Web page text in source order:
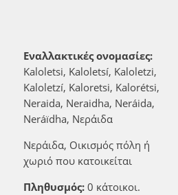
Εναλλακτικές ονομασίες:
Kaloletsi, Kaloletsí, Kaloletzi,
Kaloletzí, Kaloretsi, Kalorétsi,
Neraida, Neraidha, Neráida,
Neráïdha, Νεράιδα
Νεράιδα, Οικισμός πόλη ή
χωριό που κατοικείται
Πληθυσμός: 0 κάτοικοι.